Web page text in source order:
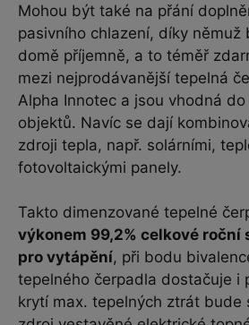
Mohou být také na přání
pasivního chlazení, díky
domě příjemně, a to téměř
mezi nejprodávanější tepelná
Alpha Innotec a jsou vhodná
objektů. Navíc se dají
zdroji tepla, např. solárními,
fotovoltaickými panely.
Takto dimenzované tepelné
výkonem 99,2% celkové roční
pro vytápění, při bodu
tepelného čerpadla dostačuje i
krytí max. tepelných ztrát bude